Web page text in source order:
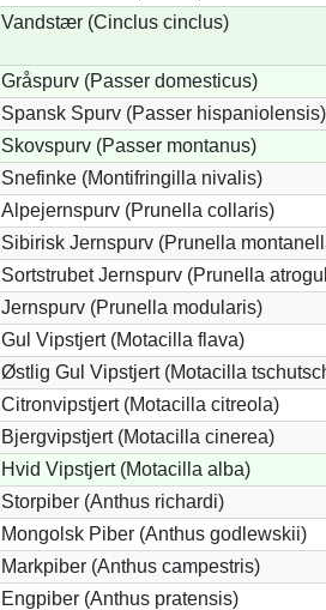
Vandstær (Cinclus cinclus)
Gråspurv (Passer domesticus)
Spansk Spurv (Passer hispaniolensis)
Skovspurv (Passer montanus)
Snefinke (Montifringilla nivalis)
Alpejernspurv (Prunella collaris)
Sibirisk Jernspurv (Prunella
Sortstrubet Jernspurv (Prunella
Jernspurv (Prunella modularis)
Gul Vipstjert (Motacilla flava)
Østlig Gul Vipstjert (Motacilla
Citronvipstjert (Motacilla citreola)
Bjergvipstjert (Motacilla cinerea)
Hvid Vipstjert (Motacilla alba)
Storpiber (Anthus richardi)
Mongolsk Piber (Anthus godlewskii)
Markpiber (Anthus campestris)
Engpiber (Anthus pratensis)